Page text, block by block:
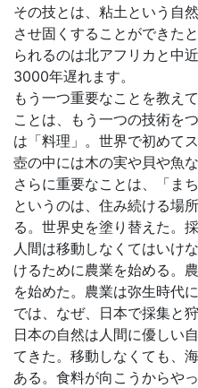
その技とは、粘土という自
させ固くすることができた
られるのは北アフリカと中
3000年遅れます。
もう一つ重要なことを教え
ことは、もう一つの技術を
は「料理」。世界で初めて
壺の中には木の実や貝や魚
さらに重要なことは、「ま
というのは、住み続ける場
る。世界史を塗り替えた。
人間は移動しなくてはいけ
けるために農業を始める。
を始めた。農業は弥生時代に
では、なぜ、日本で採集と
日本の自然は人間に優しい
てきた。移動しなくても、
ある。食料が向こうからや